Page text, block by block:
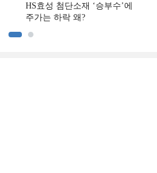
HS효성 첨단소재 ‘승부수’에
주가는 하락 왜?